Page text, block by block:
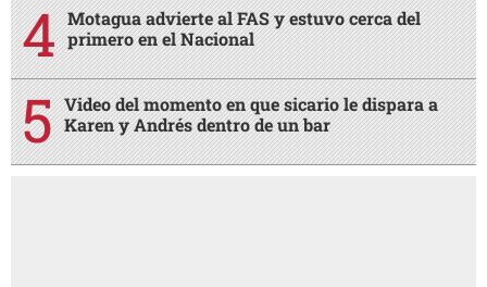
Motagua advierte al FAS y estuvo cerca del
primero en el Nacional
Video del momento en que sicario le dispara a
Karen y Andrés dentro de un bar